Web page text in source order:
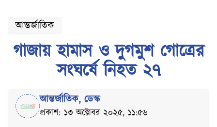
আন্তর্জাতিক
গাজায় হামাস ও দুগমুশ গোত্রের
সংঘর্ষে নিহত ২৭
আন্তর্জাতিক, ডেস্ক
প্রকাশ: ১৩ অক্টোবর ২০২৫, ১১:৫৬